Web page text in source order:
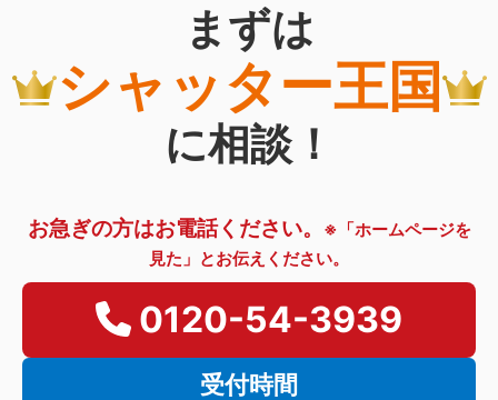
まずは
シャッター王国
に相談！
お急ぎの方はお電話ください。
※「ホームページを
見た」とお伝えください。
0120-54-3939
受付時間